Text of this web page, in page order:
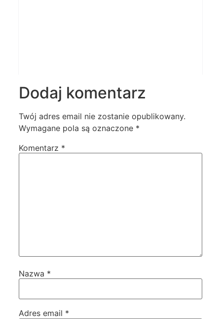
Dodaj komentarz
Twój adres email nie zostanie opublikowany.
Wymagane pola są oznaczone *
Komentarz *
Nazwa *
Adres email *